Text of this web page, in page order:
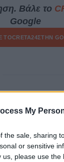
My
the sale, sharing
or sensitive
please use the
Βάλε το
Google
ΤΟCRETA24ΣΤΗΝ
χρειάστηκε